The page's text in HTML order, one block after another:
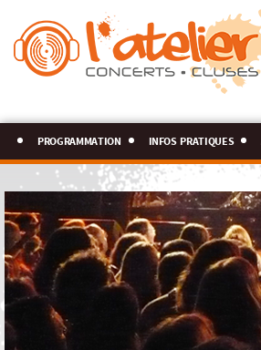
programmation infos pratiques